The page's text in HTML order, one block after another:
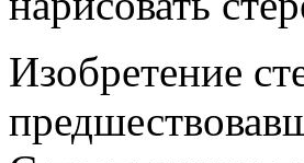
Изобретение